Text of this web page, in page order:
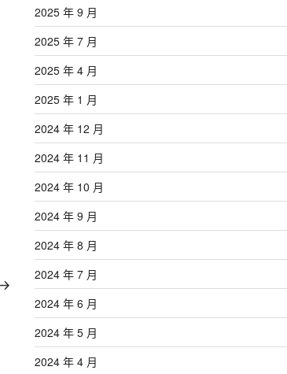
2025 年 9 月
2025 年 7 月
2025 年 4 月
2025 年 1 月
2024 年 12 月
2024 年 11 月
2024 年 10 月
2024 年 9 月
2024 年 8 月
2024 年 7 月
2024 年 6 月
2024 年 5 月
2024 年 4 月